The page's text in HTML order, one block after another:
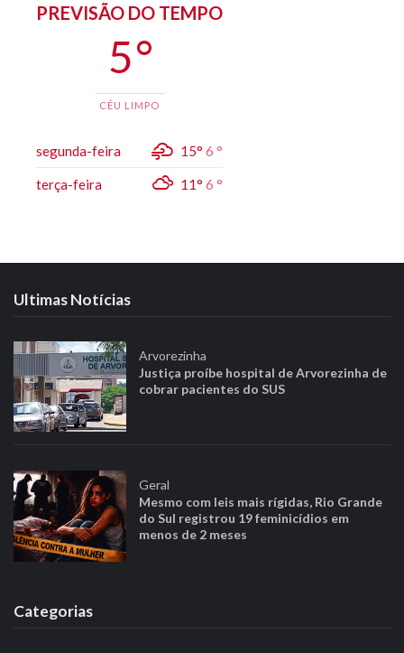
PREVISÃO DO TEMPO
5 °
CÉU LIMPO
segunda-feira 15° 6 °
terça-feira 11° 6 °
Ultimas Notícias
Arvorezinha
Justiça proíbe hospital de Arvorezinha de
cobrar pacientes do SUS
Geral
Mesmo com leis mais rígidas, Rio Grande
do Sul registrou 19 feminicídios em
menos de 2 meses
Categorias